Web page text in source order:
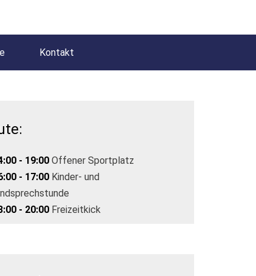
Kontakt
- 19:00 Offener Sportplatz
- 17:00 Kinder- und
- 20:00 Freizeitkick